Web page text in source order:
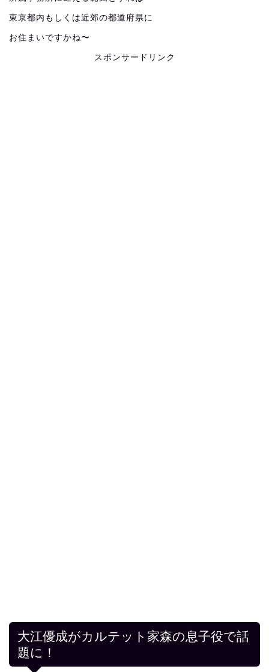
東京都内もしくは近郊の都道府県に
お住まいですかね〜
スポンサードリンク
大江優成がカルテット家森の息子役で話
題に！